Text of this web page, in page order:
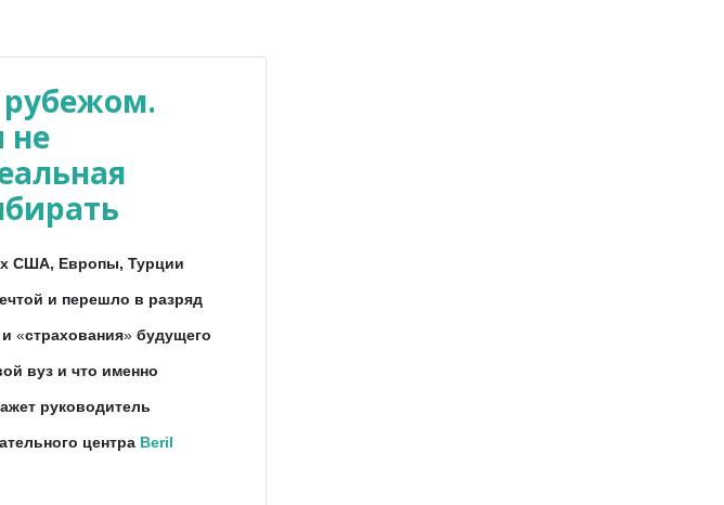
рубежом.
не
США, Европы, Турции
и перешло в разряд
«страхования» будущего
вуз и что именно
руководитель
центра Beril